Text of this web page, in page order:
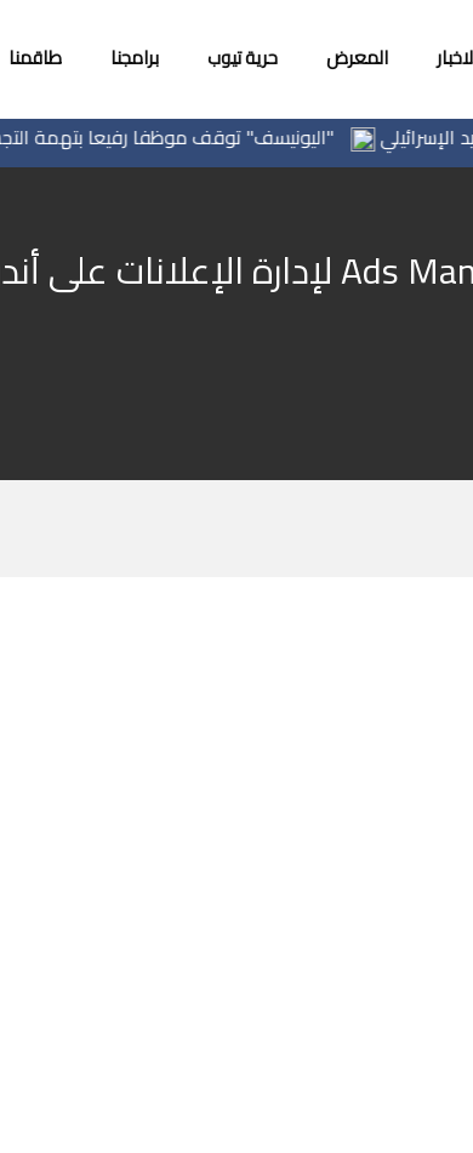
المعرض حرية تيوب برامجنا طاقمنا
"اليونيسف" توقف موظفا رفيعا بتهمة التجسس